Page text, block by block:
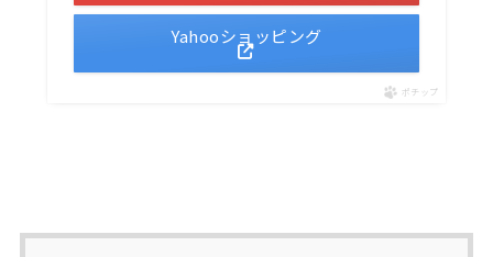
Yahooショッピング
ポチップ